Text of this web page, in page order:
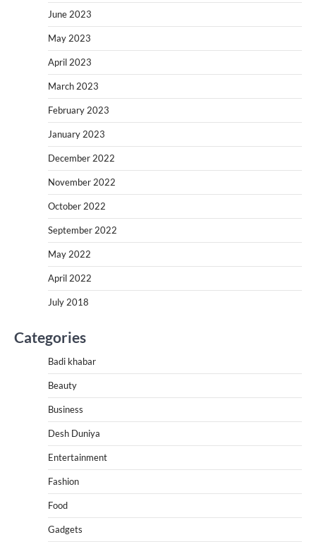
June 2023
May 2023
April 2023
March 2023
February 2023
January 2023
December 2022
November 2022
October 2022
September 2022
May 2022
April 2022
July 2018
Categories
Badi khabar
Beauty
Business
Desh Duniya
Entertainment
Fashion
Food
Gadgets